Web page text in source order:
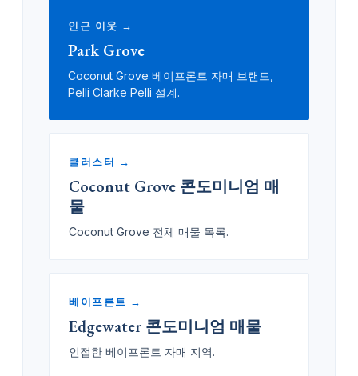
인근 이웃 →
Park Grove
Coconut Grove 베이프론트 자매 브랜드,
Pelli Clarke Pelli 설계.
클러스터 →
Coconut Grove 콘도미니엄 매
물
Coconut Grove 전체 매물 목록.
베이프론트 →
Edgewater 콘도미니엄 매물
인접한 베이프론트 자매 지역.